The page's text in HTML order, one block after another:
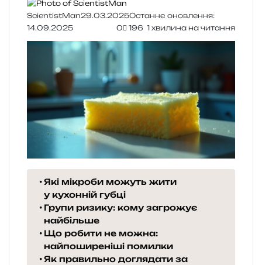
ScientistMan29.03.2025Останнє оновлення:
14.09.2025
0 196 1 хвилина на читання
Які мікроби можуть жити
у кухонній губці
Групи ризику: кому загрожує
найбільше
Що робити не можна:
найпоширеніші помилки
Як правильно доглядати за